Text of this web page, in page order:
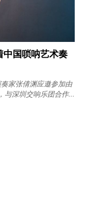
国唢呐艺术奏
家张倩渊应邀参加由
与深圳交响乐团合作...